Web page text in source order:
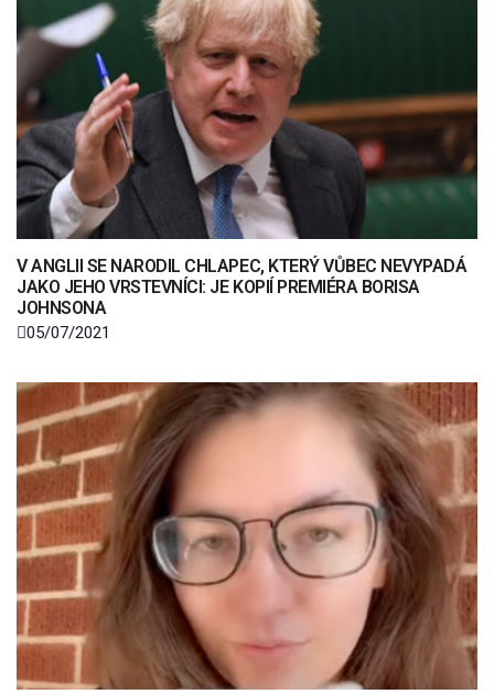
V ANGLII SE NARODIL CHLAPEC, KTERÝ VŮBEC NEVYPADÁ
JAKO JEHO VRSTEVNÍCI: JE KOPIÍ PREMIÉRA BORISA
JOHNSONA
05/07/2021